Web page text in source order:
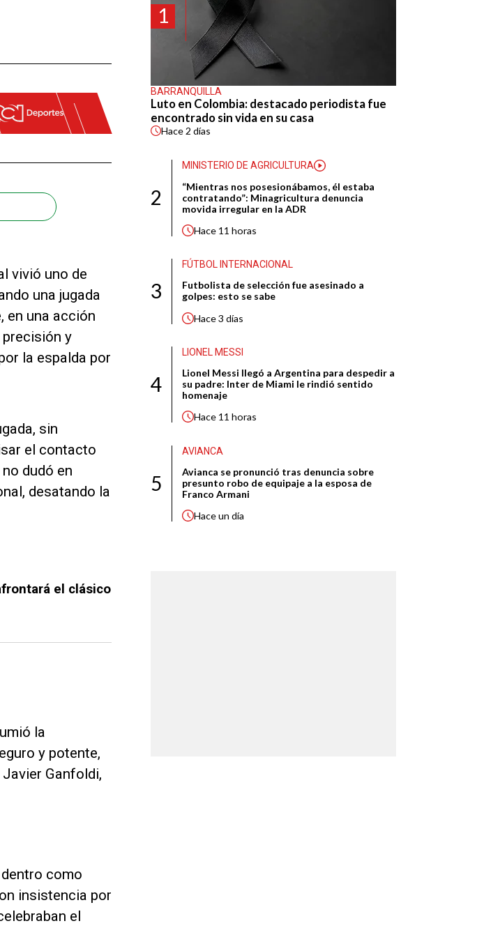
vivió uno de
una jugada
en una acción
y
la espalda por
sin
el contacto
dudó en
desatando la
el clásico
la
y potente,
Ganfoldi,
como
insistencia por
el
1
BARRANQUILLA
Luto en Colombia: destacado periodista fue
encontrado sin vida en su casa
Hace2 días
2
MINISTERIO DE AGRICULTURA
“Mientras nos posesionábamos, él estaba
contratando”: Minagricultura denuncia
movida irregular en la ADR
Hace 11 horas
3
FÚTBOL INTERNACIONAL
Futbolista de selección fue asesinado a
golpes: esto se sabe
Hace3 días
4
LIONEL MESSI
Lionel Messi llegó a Argentina para despedir a
su padre: Inter de Miami le rindió sentido
homenaje
Hace 11 horas
5
AVIANCA
Avianca se pronunció tras denuncia sobre
presunto robo de equipaje a la esposa de
Franco Armani
Haceun día